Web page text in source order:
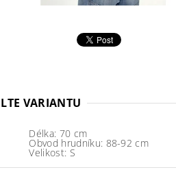
VARIANTU
Délka: 70 cm
Obvod hrudníku: 88-92 cm
Velikost: S